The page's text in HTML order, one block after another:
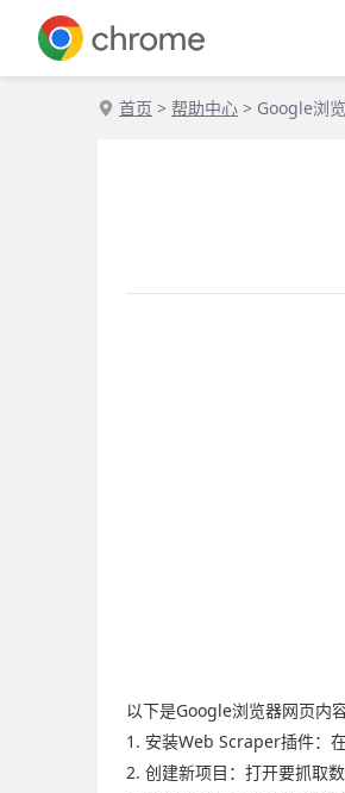
首页 > 帮助中心 > Google浏
以下是Google浏览器网页内
1. 安装Web Scraper插件：
2. 创建新项目：打开要抓取